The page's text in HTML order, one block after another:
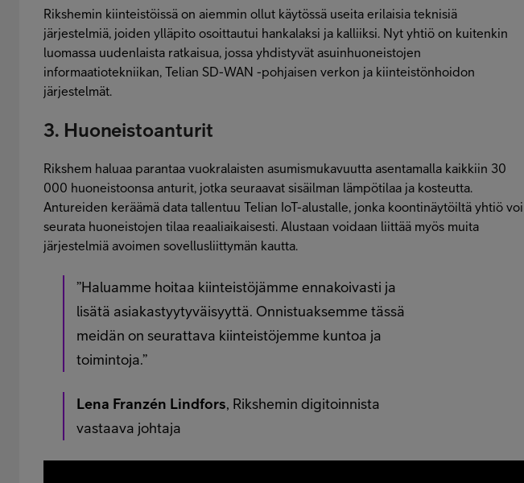
Rikshemin kiinteistöissä on aiemmin ollut käytössä useita erilaisia teknisiä
järjestelmiä, joiden ylläpito osoittautui hankalaksi ja kalliiksi. Nyt yhtiö on kuitenkin
luomassa uudenlaista ratkaisua, jossa yhdistyvät asuinhuoneistojen
informaatiotekniikan, Telian SD-WAN -pohjaisen verkon ja kiinteistönhoidon
järjestelmät.
3. Huoneistoanturit
Rikshem haluaa parantaa vuokralaisten asumismukavuutta asentamalla kaikkiin 30
000 huoneistoonsa anturit, jotka seuraavat sisäilman lämpötilaa ja kosteutta.
Antureiden keräämä data tallentuu Telian IoT-alustalle, jonka koontinäytöiltä yhtiö voi
seurata huoneistojen tilaa reaaliaikaisesti. Alustaan voidaan liittää myös muita
järjestelmiä avoimen sovellusliittymän kautta.
”Haluamme hoitaa kiinteistöjämme ennakoivasti ja
lisätä asiakastyytyväisyyttä. Onnistuaksemme tässä
meidän on seurattava kiinteistöjemme kuntoa ja
toimintoja.”
Lena Franzén Lindfors, Rikshemin digitoinnista
vastaava johtaja